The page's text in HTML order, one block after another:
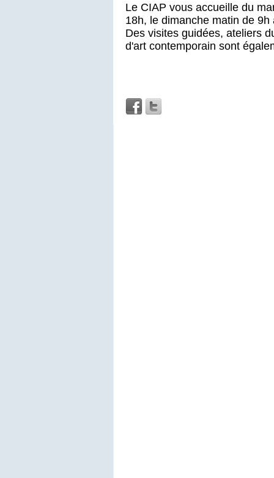
Le CIAP vous accueille du
18h, le dimanche matin de
Des visites guidées, ateliers
d'art contemporain sont